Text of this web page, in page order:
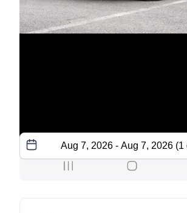
Volkswagen Tiguan